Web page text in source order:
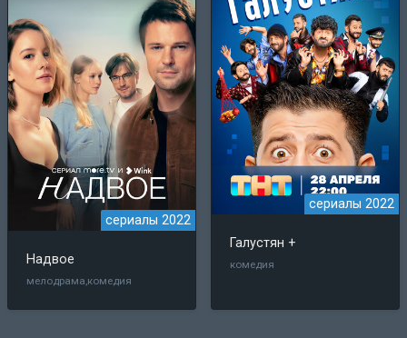
сериалы 2022
Надвое
мелодрама,комедия
сериалы 2022
Галустян +
комедия